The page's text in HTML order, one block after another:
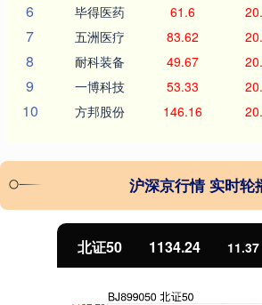
6 毕得医药 61.6
7 五洲医疗 83.62
8 耐科装备 49.67
9 一博科技 53.33
10 方邦股份 146.16
沪深京行情 实时轮
北证50 1134.24 11.37